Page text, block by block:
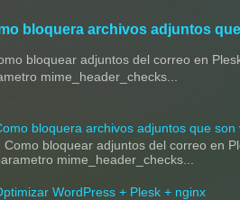
bloquera archivos adjuntos
bloquear adjuntos del correo en
mime_header_checks...
bloquera archivos adjuntos que
Como bloquear adjuntos del correo en
mime_header_checks...
WordPress + Plesk + nginx